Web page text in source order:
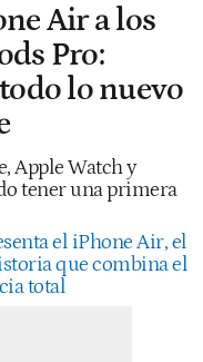
Air a los
Pro:
lo nuevo
Apple Watch y
tener una primera
el iPhone Air, el
que combina el
total